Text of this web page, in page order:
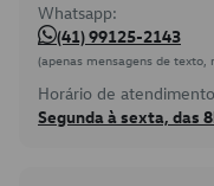
Whatsapp:
(41) 99125-2143
(apenas mensagens de texto,
Horário de
Segunda à sexta, das